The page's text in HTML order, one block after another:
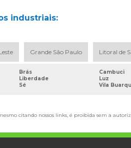
industriais:
Grande São Paulo Litoral de
Brás Cambuci
Liberdade Luz
Sé Vila
citando nossos links, é proibida sem a